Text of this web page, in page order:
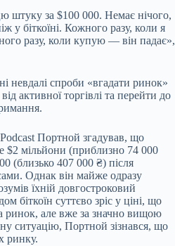
штуку за $100 000. Немає нічого,
у біткоїні. Кожного разу, коли я
разу, коли купую — він падає»,
невдалі спроби «вгадати ринок»
активної торгівлі та перейти до
Портной згадував, що
$2 мільйони (приблизно 74 000
(близько 407 000 ₴) після
Однак він майже одразу
їхній довгостроковий
біткоїн суттєво зріс у ціні, що
ринок, але вже за значно вищою
ситуацію, Портной зізнався, що
ринку.